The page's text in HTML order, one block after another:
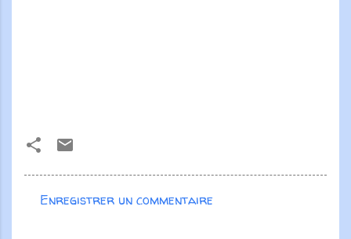
C
Enregistrer un commentaire